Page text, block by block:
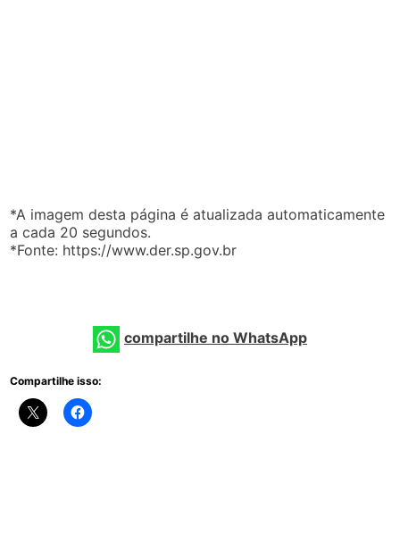
*A imagem desta página é atualizada automaticamente
a cada 20 segundos.
*Fonte: https://www.der.sp.gov.br
compartilhe no WhatsApp
Compartilhe isso: